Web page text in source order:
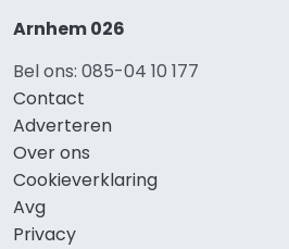
Arnhem 026
Bel ons: 085-04 10 177
Contact
Adverteren
Over ons
Cookieverklaring
Avg
Privacy